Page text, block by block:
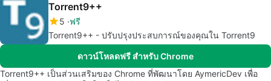
Torrent9++
5 ฟรี
Torrent9++ - ปรับปรุงประสบการณ์ของคุณใน Torrent9
ดาวน์โหลดฟรี สำหรับ Chrome
Torrent9++ เป็นส่วนเสริมของ Chrome ที่พัฒนาโดย AymericDev เพื่อ